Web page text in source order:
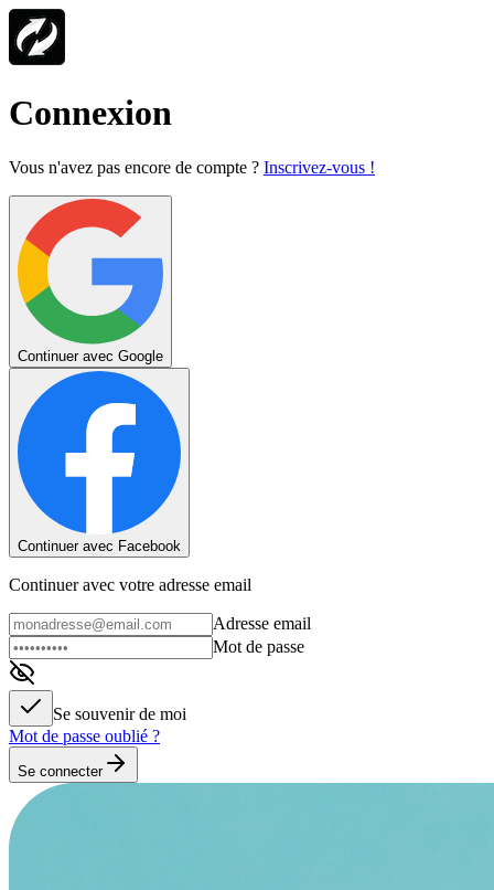
Connexion
Vous n'avez pas encore de compte ? Inscrivez-vous !
Continuer avec Google
Continuer avec Facebook
Continuer avec votre adresse email
Adresse email
Mot de passe
Se souvenir de moi
Mot de passe oublié ?
Se connecter